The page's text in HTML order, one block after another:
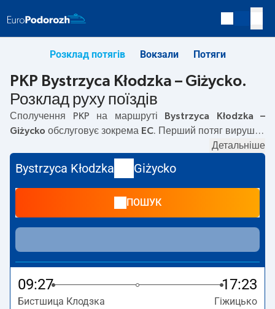
Розклад потягів Вокзали Потяги
PKP Bystrzyca Kłodzka – Giżycko.
Розклад руху поїздів
Сполучення PKP на маршруті
Bystrzyca Kłodzka –
Giżycko обслуговує зокрема EC. Перший потяг вирушає
Kłodzka–Giżyckoкурсують також інші потяги:
пропонують нижчу ціну квитка і зазвичай довший час
подорожі. Потяг завершує маршрут на станції Giżycko.
Детальніше
Bystrzyca Kłodzka Giżycko
ПОШУК
09:27 17:23
Бистшица Клодзка Гіжицько